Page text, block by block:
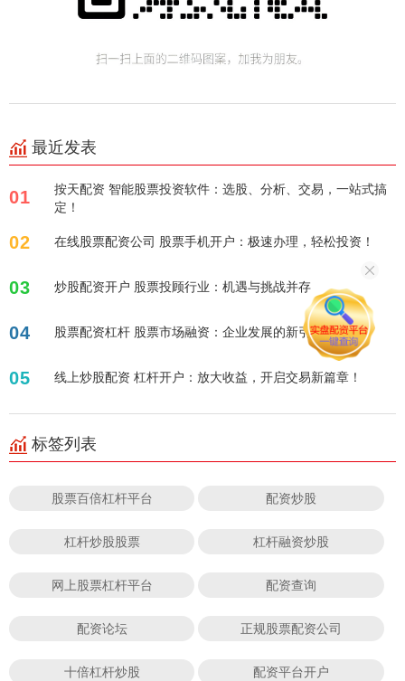
最近发表
01
按天配资 智能股票投资软件：选股、分析、交易，一站式搞
定！
02 在线股票配资公司 股票手机开户：极速办理，轻松投资！
03 炒股配资开户 股票投顾行业：机遇与挑战并存
04 股票配资杠杆 股票市场融资：企业发展的新引擎
05 线上炒股配资 杠杆开户：放大收益，开启交易新篇章！
标签列表
股票百倍杠杆平台 配资炒股
杠杆炒股股票 杠杆融资炒股
网上股票杠杆平台 配资查询
配资论坛 正规股票配资公司
十倍杠杆炒股 配资平台开户